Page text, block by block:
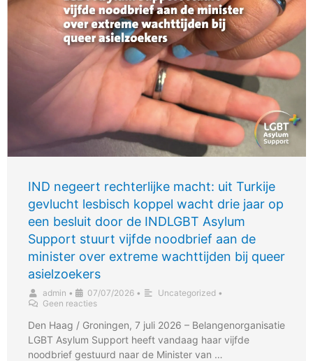
IND negeert rechterlijke macht: uit Turkije
gevlucht lesbisch koppel wacht drie jaar op
een besluit door de INDLGBT Asylum
Support stuurt vijfde noodbrief aan de
minister over extreme wachttijden bij queer
asielzoekers
admin • 07/07/2026 • Uncategorized •
Geen reacties
Den Haag / Groningen, 7 juli 2026 – Belangenorganisatie
LGBT Asylum Support heeft vandaag haar vijfde
noodbrief gestuurd naar de Minister van …